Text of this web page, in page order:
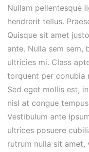
Nullam pellentesque
hendrerit tellus.
Quisque sit amet
ante. Nulla sem sem,
ultricies mi. Class
torquent per conubia
Sed eget mollis est,
nisl at congue
Vestibulum ante
ultrices posuere
rutrum nulla sit amet,